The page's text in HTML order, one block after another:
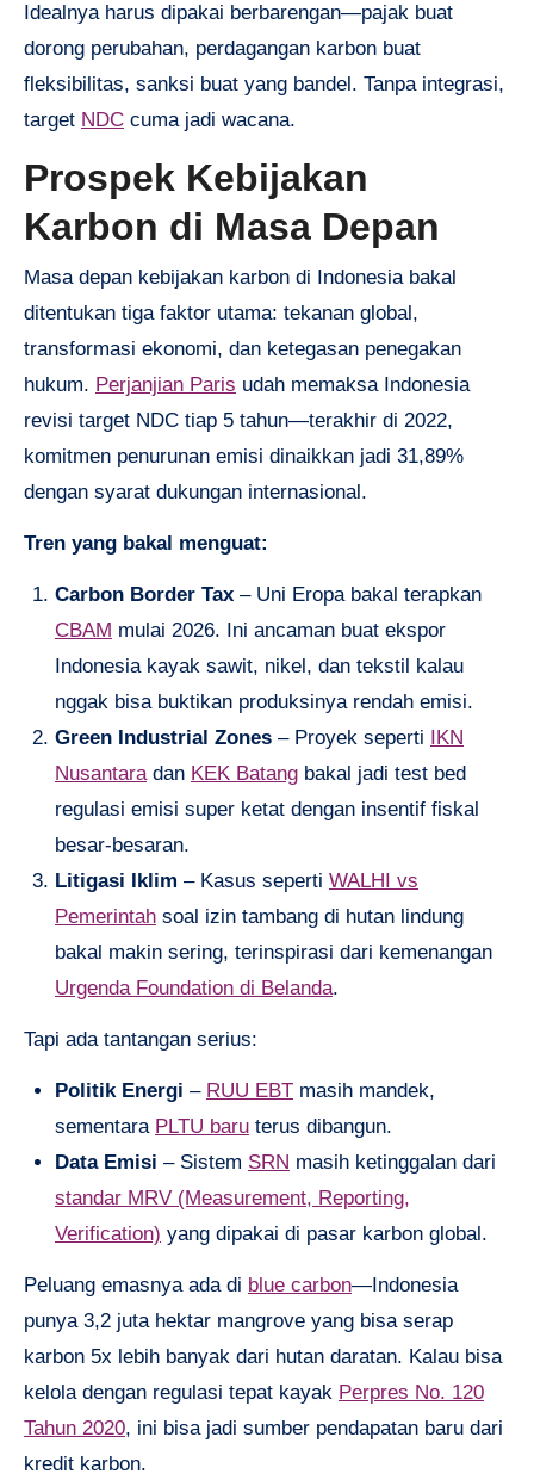
Idealnya harus dipakai berbarengan—pajak buat
dorong perubahan, perdagangan karbon buat
fleksibilitas, sanksi buat yang bandel. Tanpa integrasi,
target NDC cuma jadi wacana.
Prospek Kebijakan
Karbon di Masa Depan
Masa depan kebijakan karbon di Indonesia bakal
ditentukan tiga faktor utama: tekanan global,
transformasi ekonomi, dan ketegasan penegakan
hukum. Perjanjian Paris udah memaksa Indonesia
revisi target NDC tiap 5 tahun—terakhir di 2022,
komitmen penurunan emisi dinaikkan jadi 31,89%
dengan syarat dukungan internasional.
Tren yang bakal menguat:
Carbon Border Tax – Uni Eropa bakal terapkan
CBAM mulai 2026. Ini ancaman buat ekspor
Indonesia kayak sawit, nikel, dan tekstil kalau
nggak bisa buktikan produksinya rendah emisi.
Green Industrial Zones – Proyek seperti IKN
Nusantara dan KEK Batang bakal jadi test bed
regulasi emisi super ketat dengan insentif fiskal
besar-besaran.
Litigasi Iklim – Kasus seperti WALHI vs
Pemerintah soal izin tambang di hutan lindung
bakal makin sering, terinspirasi dari kemenangan
Urgenda Foundation di Belanda.
Tapi ada tantangan serius:
Politik Energi – RUU EBT masih mandek,
sementara PLTU baru terus dibangun.
Data Emisi – Sistem SRN masih ketinggalan dari
standar MRV (Measurement, Reporting,
Verification) yang dipakai di pasar karbon global.
Peluang emasnya ada di blue carbon—Indonesia
punya 3,2 juta hektar mangrove yang bisa serap
karbon 5x lebih banyak dari hutan daratan. Kalau bisa
kelola dengan regulasi tepat kayak Perpres No. 120
Tahun 2020, ini bisa jadi sumber pendapatan baru dari
kredit karbon.